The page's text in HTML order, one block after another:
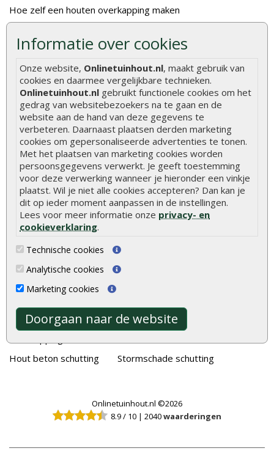
Informatie over cookies
Onze website, Onlinetuinhout.nl, maakt gebruik van
cookies en daarmee vergelijkbare technieken.
Onlinetuinhout.nl gebruikt functionele cookies om het
gedrag van websitebezoekers na te gaan en de
website aan de hand van deze gegevens te
verbeteren. Daarnaast plaatsen derden marketing
cookies om gepersonaliseerde advertenties te tonen.
Met het plaatsen van marketing cookies worden
persoonsgegevens verwerkt. Je geeft toestemming
voor deze verwerking wanneer je hieronder een vinkje
plaatst. Wil je niet alle cookies accepteren? Dan kan je
dit op ieder moment aanpassen in de instellingen.
Lees voor meer informatie onze privacy- en
cookieverklaring.
Technische cookies
Analytische cookies
Marketing cookies
Doorgaan naar de website
Hoe zelf een houten overkapping maken
Hoe betonpaal plaatsen
Hoe schutting plaatsen
De 9 beste tuinschermen van Onlinetuinhout.nl
Stijlvolle houtsoorten voor in de tuin
Duurzame tuin
Welke palen voor een schapenhek
Alle populaire categorieën
Tuinhout
Schutting
Blokhutten
Hout beton schutting
Tuindeuren
Tuinschermen
Aanbiedingen
Stormschade schutting
Onlinetuinhout.nl ©2026
8.9/ 10 | 2040waarderingen